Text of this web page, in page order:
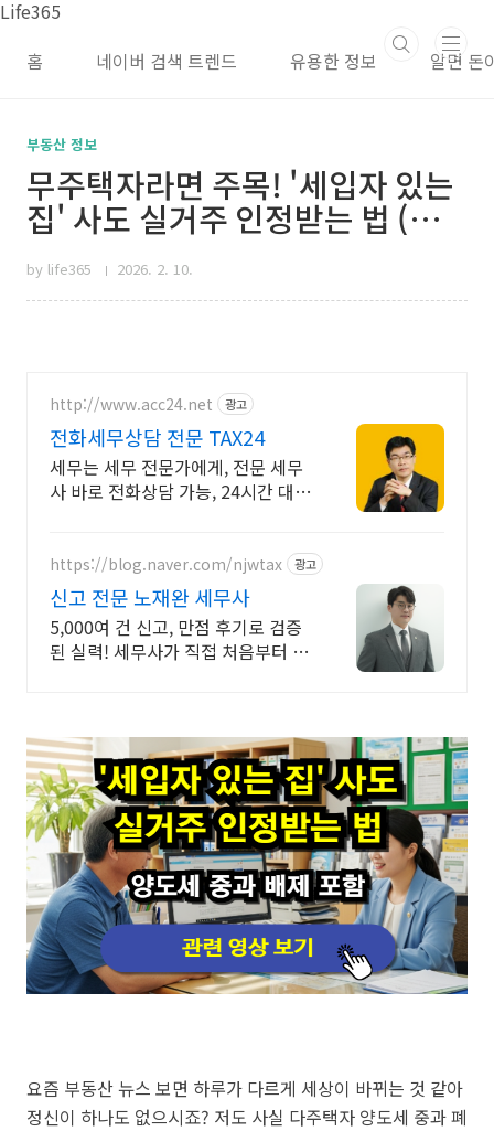
본문 바로가기
Life365
홈
네이버 검색 트렌드 유용한 정보 알면 돈
부동산 정보
무주택자라면 주목! '세입자 있는
집' 사도 실거주 인정받는 법 (양도
세 중과 배제 포함)
by life365 2026. 2. 10.
http://www.acc24.net 광고
전화세무상담 전문 TAX24
세무는 세무 전문가에게, 전문 세무
사 바로 전화상담 가능, 24시간 대기
https://blog.naver.com/njwtax 광고
신고 전문 노재완 세무사
5,000여 건 신고, 만점 후기로 검증
된 실력! 세무사가 직접 처음부터 끝
요즘 부동산 뉴스 보면 하루가 다르게 세상이 바뀌는 것 같아
정신이 하나도 없으시죠? 저도 사실 다주택자 양도세 중과 폐